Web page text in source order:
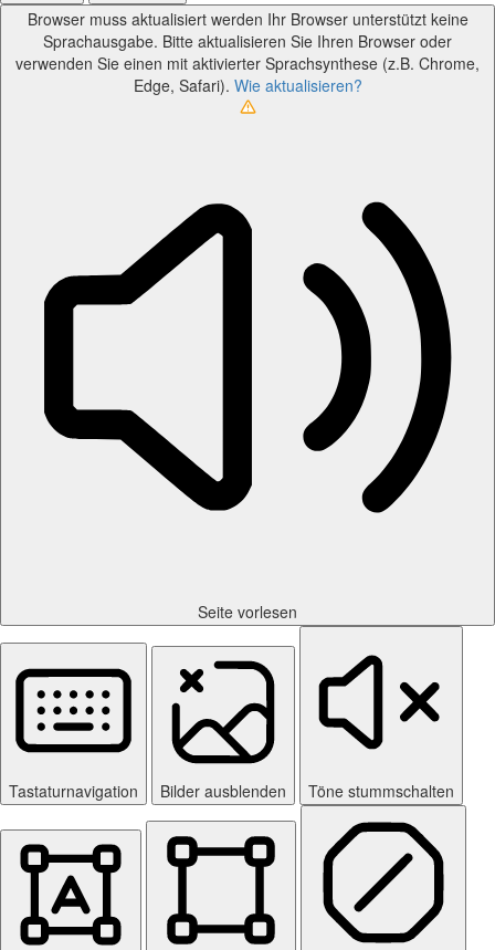
Browser muss aktualisiert werden Ihr Browser unterstützt keine
Sprachausgabe. Bitte aktualisieren Sie Ihren Browser oder
verwenden Sie einen mit aktivierter Sprachsynthese (z.B. Chrome,
Edge, Safari). Wie aktualisieren?
Seite vorlesen
Tastaturnavigation Bilder ausblenden Töne stummschalten